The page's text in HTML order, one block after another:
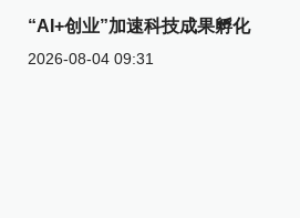
“AI+创业”加速科技成果孵化
2026-08-04 09:31